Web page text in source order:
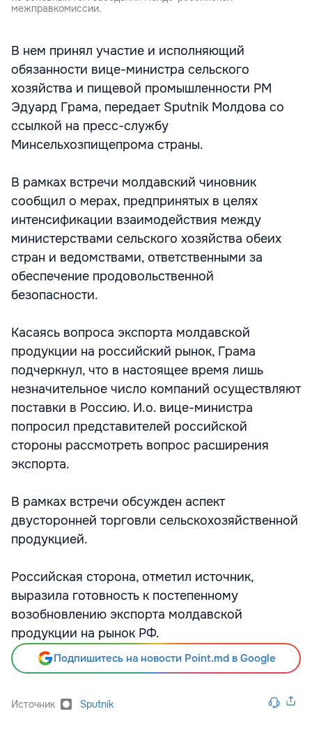
межправкомиссии.
В нем принял участие и исполняющий
обязанности вице-министра сельского
хозяйства и пищевой промышленности РМ
Эдуард Грама, передает Sputnik Молдова со
ссылкой на пресс-службу
Минсельхозпищепрома страны.
В рамках встречи молдавский чиновник
сообщил о мерах, предпринятых в целях
интенсификации взаимодействия между
министерствами сельского хозяйства обеих
стран и ведомствами, ответственными за
обеспечение продовольственной
безопасности.
Касаясь вопроса экспорта молдавской
продукции на российский рынок, Грама
подчеркнул, что в настоящее время лишь
незначительное число компаний осуществляют
поставки в Россию. И.о. вице-министра
попросил представителей российской
стороны рассмотреть вопрос расширения
экспорта.
В рамках встречи обсужден аспект
двусторонней торговли сельскохозяйственной
продукцией.
Российская сторона, отметил источник,
выразила готовность к постепенному
возобновлению экспорта молдавской
продукции на рынок РФ.
Подпишитесь на новости Point.md в Google
Источник Sputnik